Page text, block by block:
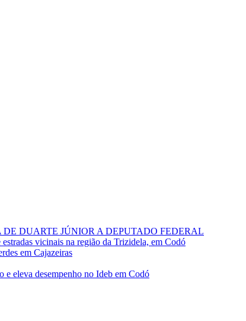
DUARTE JÚNIOR A DEPUTADO FEDERAL
vicinais na região da Trizidela, em Codó
em Cajazeiras
eleva desempenho no Ideb em Codó